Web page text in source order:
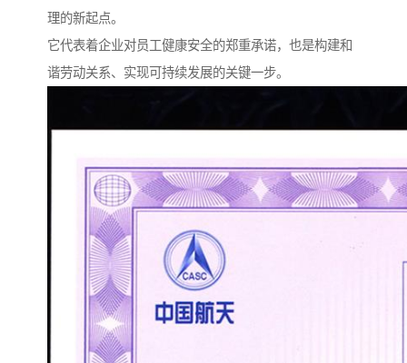
理的新起点。
它代表着企业对员工健康安全的郑重承诺，也是构建和
谐劳动关系、实现可持续发展的关键一步。